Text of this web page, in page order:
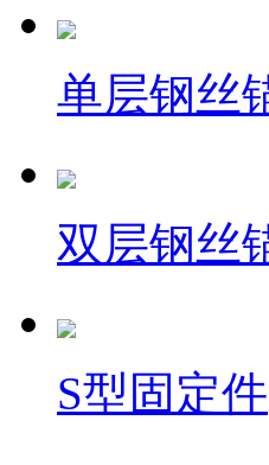
单层钢丝
双层钢丝
S型固定件